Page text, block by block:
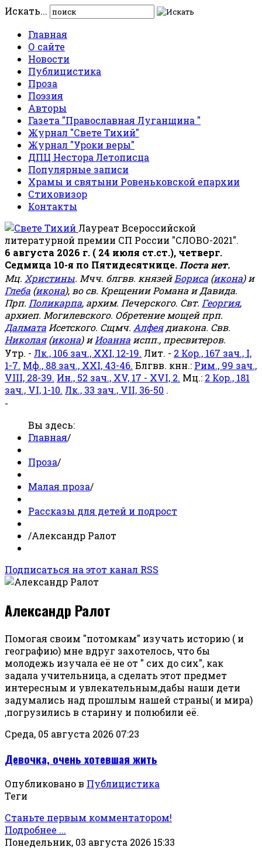
Искать...
Главная
О сайте
Новости
Публицистика
Проза
Поэзия
Авторы
Газета "Православная Луганщина "
Журнал "Свете Тихий"
Журнал "Уроки веры"
ДПЦ Нестора Летописца
Популярные записи
Храмы и святыни Ровеньковской епархии
Стиховизор
Контакты
Лауреат Всероссийской
литературной премии СП России "СЛОВО-2021".
6 августа 2026 г. ( 24 июля ст.ст.), четверг.
Седмица 10-я по Пятидесятнице. Поста нет.
Мц. Христины. Мчч. блгвв. князейБориса (икона) и
Глеба (икона), во св. Крещении Романа и Давида.
Прп. Поликарпа, архим. Печерского. Свт. Георгия,
архиеп. Могилевского. Обретение мощей прп.
Далмата Исетского. Сщмч. Алфеядиакона. Свв.
Николая(икона) иИоанна испп., пресвитеров.
Утр. - Лк., 106 зач., XXI, 12-19. Лит. - 2 Кор., 167 зач., I,
1-7. Мф., 88 зач., XXI, 43-46. Блгвв. кнн.: Рим., 99 зач.,
VIII, 28-39. Ин., 52 зач., XV, 17 - XVI, 2. Мц.: 2 Кор., 181
зач., VI, 1-10. Лк., 33 зач., VII, 36-50 .
-
Вы здесь:
Главная/
Проза/
Малая проза/
Рассказы для детей и подрост
/Александр Ралот
Подписаться на этот канал RSS
Александр Ралот
Помогая своим "потомкам" изучать историю ( и
географию) мне вдруг захотелось, что бы
молодежь изучала её не от " сих до сих", как
задала учительница, а сделать этот предмет
интересным и увлекательным,дабы наши дети
задумались над прошлым нашей страны( и мира)
,погрузились в старину и полюбили её.
Среда, 05 августа 2026 07:23
Девочка, очень хотевшая жить
Опубликовано в Публицистика
Теги
Станьте первым комментатором!
Подробнее ...
Понедельник, 03 августа 2026 15:33